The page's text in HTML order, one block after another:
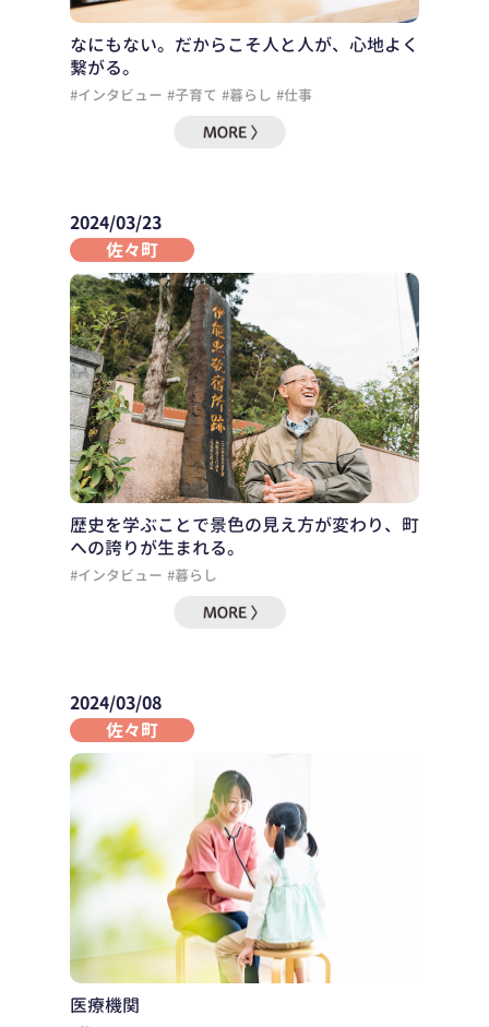
なにもない。だからこそ人と人が、心地よく
繋がる。
#インタビュー #子育て #暮らし #仕事
2024/03/23
佐々町
歴史を学ぶことで景色の見え方が変わり、町
への誇りが生まれる。
#インタビュー #暮らし
2024/03/08
佐々町
医療機関